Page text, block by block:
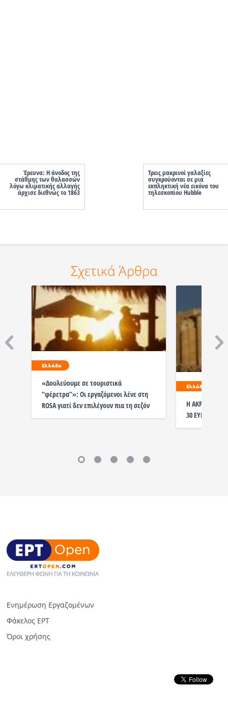
Έρευνα: Η άνοδος της
στάθμης των θαλασσών
λόγω κλιματικής αλλαγής
άρχισε διεθνώς το 1863
Τρεις μακρινοί γαλαξίες
συγκρούονται σε μια
εκπληκτική νέα εικόνα του
τηλεσκοπίου Hubble
Σχετικά Άρθρα
Ελλάδα
«Δουλεύουμε σε τουριστικά
“φέρετρα”»: Οι εργαζόμενοι λένε στη
ROSA γιατί δεν επιλέγουν πια τη σεζόν
Ελλάδα
Η ΑΚΡΟΠΟΛΗ
30 ΕΥΡΩ ΚΑΙ
Ενημέρωση Εργαζομένων
Φάκελος ΕΡΤ
Όροι χρήσης